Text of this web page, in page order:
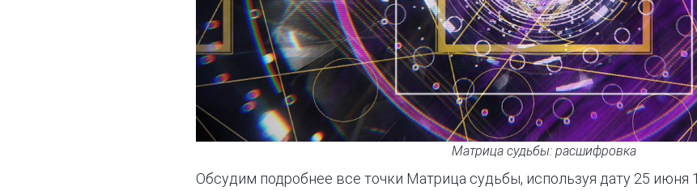
Матрица судьбы: расшифровка
Обсудим подробнее все точки Матрица судьбы, используя дату 25 июня